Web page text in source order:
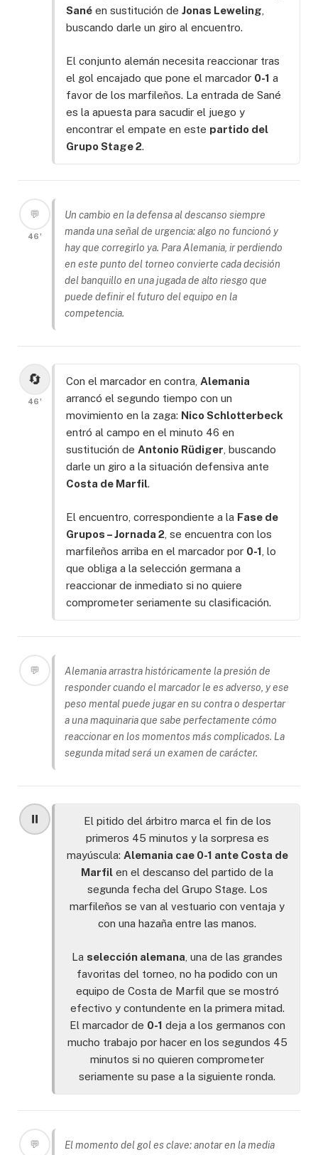
Sané en sustitución de Jonas Leweling
buscando darle un giro al encuentro.
El conjunto alemán necesita reaccionar tras
el gol encajado que pone el marcador 0-1 a
favor de los marfileños. La entrada de Sané
es la apuesta para sacudir el juego y
encontrar el empate en este partido del
Grupo Stage 2.
💬
46'
Un cambio en la defensa al descanso siempre
manda una señal de urgencia: algo no funcionó y
hay que corregirlo ya. Para Alemania, ir perdiendo
en este punto del torneo convierte cada decisión
del banquillo en una jugada de alto riesgo que
puede definir el futuro del equipo en la
competencia.
🔄
46'
Con el marcador en contra, Alemania
arrancó el segundo tiempo con un
movimiento en la zaga: Nico Schlotterbeck
entró al campo en el minuto 46 en
sustitución de Antonio Rüdiger , buscando
darle un giro a la situación defensiva ante
Costa de Marfil.
El encuentro, correspondiente a la Fase de
Grupos – Jornada 2 , se encuentra con los
marfileños arriba en el marcador por 0-1 , lo
que obliga a la selección germana a
reaccionar de inmediato si no quiere
comprometer seriamente su clasificación.
💬
Alemania arrastra históricamente la presión de
responder cuando el marcador le es adverso, y ese
peso mental puede jugar en su contra o despertar
a una maquinaria que sabe perfectamente cómo
reaccionar en los momentos más complicados. La
segunda mitad será un examen de carácter.
⏸️
El pitido del árbitro marca el fin de los
primeros 45 minutos y la sorpresa es
mayúscula: Alemania cae 0-1 ante Costa de
Marfil en el descanso del partido de la
segunda fecha del Grupo Stage. Los
marfileños se van al vestuario con ventaja y
con una hazaña entre las manos.
La selección alemana, una de las grandes
favoritas del torneo, no ha podido con un
equipo de Costa de Marfil que se mostró
efectivo y contundente en la primera mitad.
El marcador de 0-1 deja a los germanos con
mucho trabajo por hacer en los segundos 45
minutos si no quieren comprometer
seriamente su pase a la siguiente ronda.
💬
El momento del gol es clave: anotar en la media